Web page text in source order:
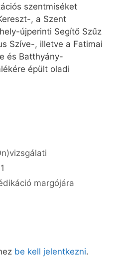
szentmiséket
, a Szent
újperinti Segítő Szűz
Szíve-, illetve a Fatimai
és Batthyány-
épült oladi
margójára
be kell jelentkezni.